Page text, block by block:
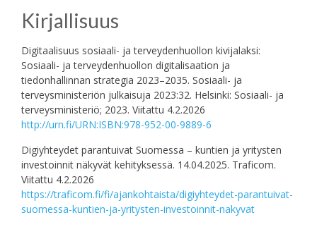
Kirjallisuus
Digitaalisuus sosiaali- ja terveydenhuollon kivijalaksi:
Sosiaali- ja terveydenhuollon digitalisaation ja
tiedonhallinnan strategia 2023–2035. Sosiaali- ja
terveysministeriön julkaisuja 2023:32. Helsinki: Sosiaali- ja
terveysministeriö; 2023. Viitattu 4.2.2026
http://urn.fi/URN:ISBN:978-952-00-9889-6
Digiyhteydet parantuivat Suomessa – kuntien ja yritysten
investoinnit näkyvät kehityksessä. 14.04.2025. Traficom.
Viitattu 4.2.2026
https://traficom.fi/fi/ajankohtaista/digiyhteydet-parantuivat-
suomessa-kuntien-ja-yritysten-investoinnit-nakyvat